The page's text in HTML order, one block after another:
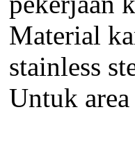
Material
stainless
Untuk